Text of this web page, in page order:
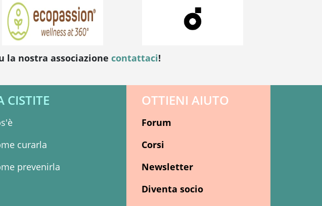
la nostra associazione contattaci!
CISTITE
curarla
prevenirla
OTTIENI AIUTO
Forum
Corsi
Newsletter
Diventa socio